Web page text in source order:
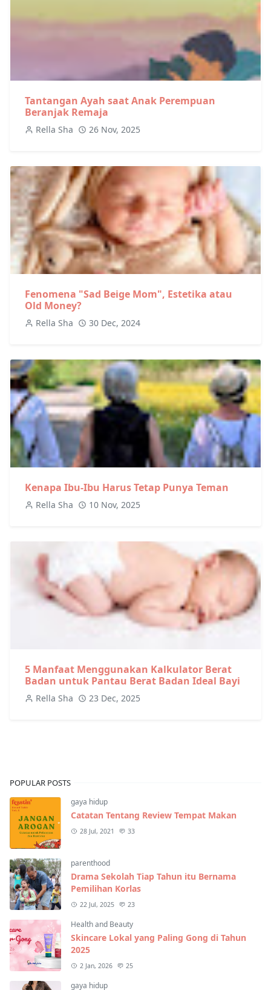
Tantangan Ayah saat Anak Perempuan
Beranjak Remaja
Rella Sha 26 Nov, 2025
Fenomena "Sad Beige Mom", Estetika atau
Old Money?
Rella Sha 30 Dec, 2024
Kenapa Ibu-Ibu Harus Tetap Punya Teman
Rella Sha 10 Nov, 2025
5 Manfaat Menggunakan Kalkulator Berat
Badan untuk Pantau Berat Badan Ideal Bayi
Rella Sha 23 Dec, 2025
POPULAR POSTS
gaya hidup
Catatan Tentang Review Tempat Makan
28 Jul, 2021 33
parenthood
Drama Sekolah Tiap Tahun itu Bernama
Pemilihan Korlas
22 Jul, 2025 23
Health and Beauty
Skincare Lokal yang Paling Gong di Tahun
2025
2 Jan, 2026 25
gaya hidup